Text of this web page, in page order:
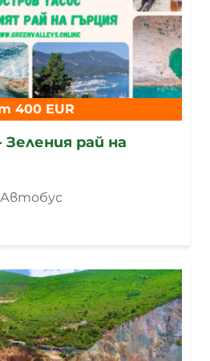
400 EUR
рай на
Автобус